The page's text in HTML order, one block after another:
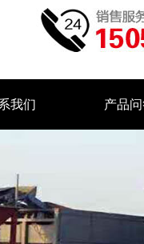
我们 产品